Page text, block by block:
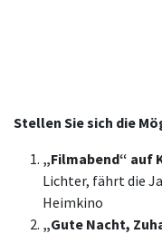
Stellen Sie sich die
„Filmabend“ auf
Lichter, fährt die
Heimkino
„Gute Nacht,